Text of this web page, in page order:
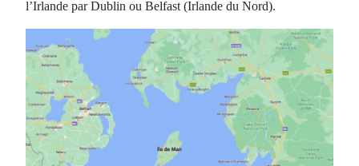
l’Irlande par Dublin ou Belfast (Irlande du Nord).